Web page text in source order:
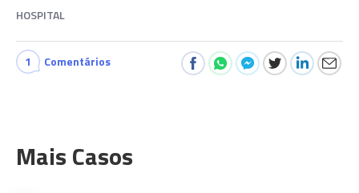
HOSPITAL
1 Comentários
Mais Casos